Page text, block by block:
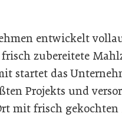
entwickelt
zubereitete
startet das
Projekts und
mit frisch gekochten